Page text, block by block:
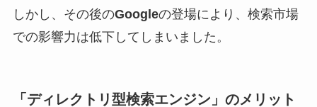
しかし、その後のGoogleの登場により、検索市場
での影響力は低下してしまいました。
「ディレクトリ型検索エンジン」のメリット